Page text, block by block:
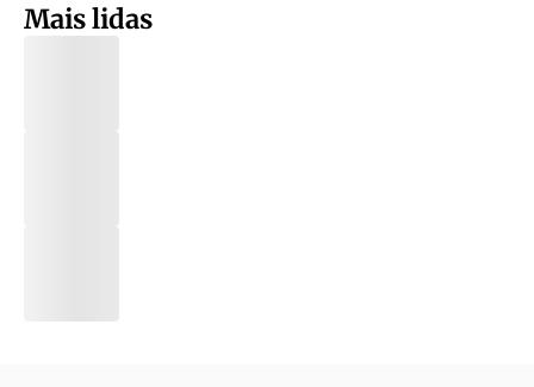
Mais lidas